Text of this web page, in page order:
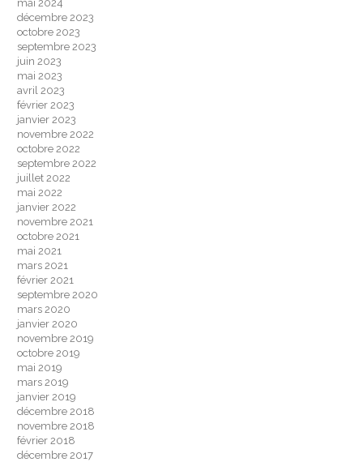
mai 2024
décembre 2023
octobre 2023
septembre 2023
juin 2023
mai 2023
avril 2023
février 2023
janvier 2023
novembre 2022
octobre 2022
septembre 2022
juillet 2022
mai 2022
janvier 2022
novembre 2021
octobre 2021
mai 2021
mars 2021
février 2021
septembre 2020
mars 2020
janvier 2020
novembre 2019
octobre 2019
mai 2019
mars 2019
janvier 2019
décembre 2018
novembre 2018
février 2018
décembre 2017